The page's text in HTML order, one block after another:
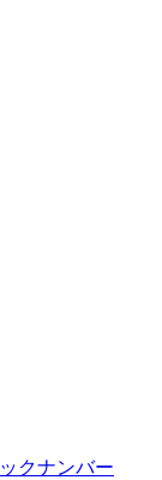
クナンバー